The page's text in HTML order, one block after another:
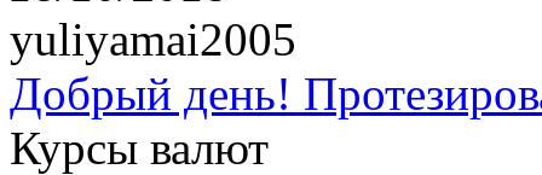
yuliyamai2005
Добрый день!
Курсы валют